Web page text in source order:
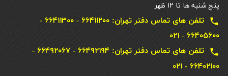
پنج شنبه ها تا ۱۲ ظهر
local_phone
تلفن های تماس دفتر تهران: ۶۶۴۱۱۲۰۰ - ۶۶۴۱۱۳۰۰ -
۶۶۴۰۵۶۰۰ - ۰۲۱
local_phone
تلفن های تماس دفتر تهران: ۶۶۴۹۲۱۹۴ - ۶۶۴۹۲۰۶۷ -
۶۶۴۰۲۱۰۰ - ۰۲۱